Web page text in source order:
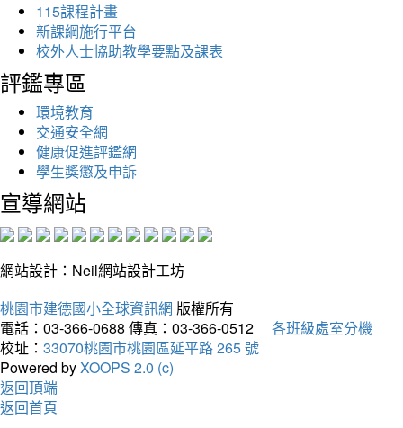
115課程計畫
新課綱施行平台
校外人士協助教學要點及課表
評鑑專區
環境教育
交通安全網
健康促進評鑑網
學生獎懲及申訴
宣導網站
網站設計：Neil網站設計工坊
桃園市建德國小全球資訊網 版權所有
電話：03-366-0688 傳真：03-366-0512
各班級處室分機
校址： 33070桃園市桃園區延平路 265 號
Powered byXOOPS 2.0 (c)
返回頂端
返回首頁